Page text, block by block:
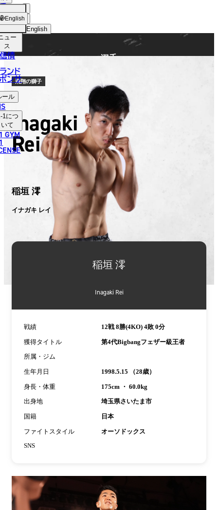
English
中文（简体）
中文（繁體）
ไทย
العربية
ョッ
プ
ュー
ス
情
ンド
ンサ
ール
1につ
いて
GYM
English
選手
飛翔の獅子
Inagaki
Rei
稲垣 澪
イナガキ レイ
稲垣 澪
Inagaki Rei
戦績 12戦 8勝(4KO) 4敗 0分
獲得タイトル 第4代Bigbangフェザー級王者
所属・ジム
生年月日 1998.5.15 （28歳）
身長・体重 175cm ・ 60.0kg
出身地 埼玉県さいたま市
国籍 日本
ファイトスタイル オーソドックス
SNS